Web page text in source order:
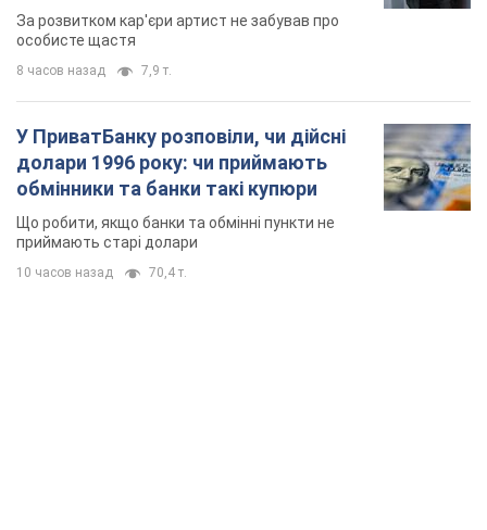
мають
За розвитком кар'єри артист не забував про
особисте щастя
8 часов назад 7,9 т.
У ПриватБанку розповіли, чи дійсні
долари 1996 року: чи приймають
обмінники та банки такі купюри
Що робити, якщо банки та обмінні пункти не
приймають старі долари
10 часов назад 70,4 т.